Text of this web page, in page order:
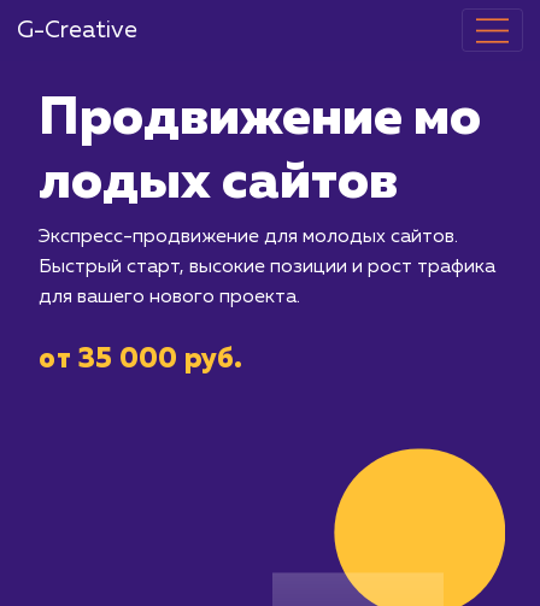
G-Creative
лодых
Быстрый старт, высокие позиции и
от 35 000 руб.